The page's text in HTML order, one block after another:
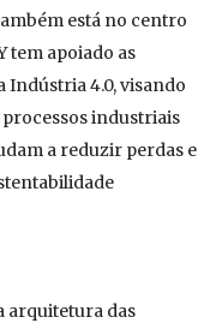
está no centro
tem apoiado as
Indústria 4.0, visando
industriais
a reduzir perdas e
arquitetura das